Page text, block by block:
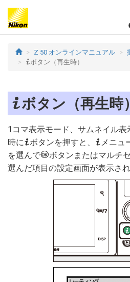
Z 50 オンラインマニュアル
iボタン（再生時）
iボタン（再生時）
1コマ表示モード、サムネイル
時にiボタンを押すと、 iメニュ
を選んでJボタンまたはマルチ
選んだ項目の設定画面が表示され